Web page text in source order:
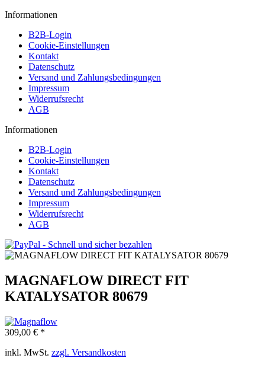
Informationen
B2B-Login
Cookie-Einstellungen
Kontakt
Datenschutz
Versand und Zahlungsbedingungen
Impressum
Widerrufsrecht
AGB
Informationen
B2B-Login
Cookie-Einstellungen
Kontakt
Datenschutz
Versand und Zahlungsbedingungen
Impressum
Widerrufsrecht
AGB
MAGNAFLOW DIRECT FIT
KATALYSATOR 80679
309,00 € *
inkl. MwSt. zzgl. Versandkosten